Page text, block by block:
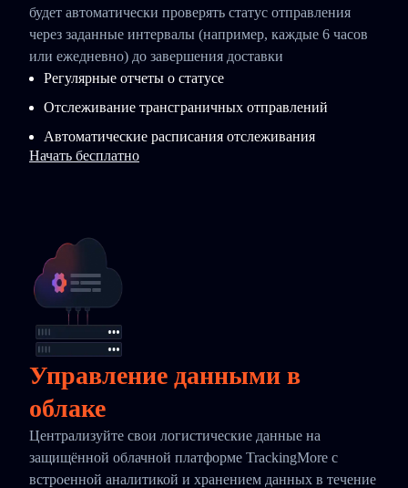
будет автоматически проверять статус отправления
через заданные интервалы (например, каждые 6 часов
или ежедневно) до завершения доставки
Регулярные отчеты о статусе
Отслеживание трансграничных отправлений
Автоматические расписания отслеживания
Начать бесплатно
Управление данными в
облаке
Централизуйте свои логистические данные на
защищённой облачной платформе TrackingMore с
встроенной аналитикой и хранением данных в течение